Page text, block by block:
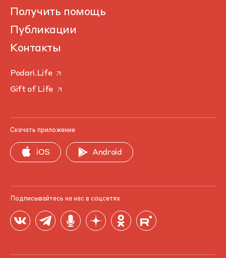
Получить помощь
Публикации
Контакты
Podari.Life
Gift of Life
Скачать приложение
iOS Android
Подписывайтесь на нас в соцсетях